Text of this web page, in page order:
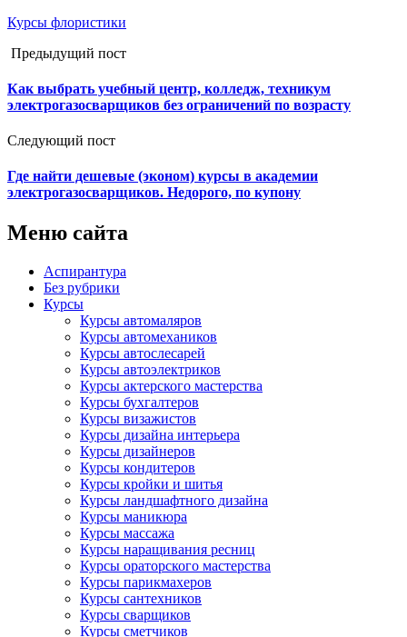
Курсы флористики
Предыдущий пост
Как выбрать учебный центр, колледж, техникум
электрогазосварщиков без ограничений по возрасту
Следующий пост
Где найти дешевые (эконом) курсы в академии
электрогазосварщиков. Недорого, по купону
Меню сайта
Аспирантура
Без рубрики
Курсы
Курсы автомаляров
Курсы автомехаников
Курсы автослесарей
Курсы автоэлектриков
Курсы актерского мастерства
Курсы бухгалтеров
Курсы визажистов
Курсы дизайна интерьера
Курсы дизайнеров
Курсы кондитеров
Курсы кройки и шитья
Курсы ландшафтного дизайна
Курсы маникюра
Курсы массажа
Курсы наращивания ресниц
Курсы ораторского мастерства
Курсы парикмахеров
Курсы сантехников
Курсы сварщиков
Курсы сметчиков